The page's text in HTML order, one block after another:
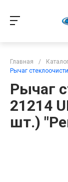
Главная /
Рычаг
Рычаг
21214
шт.)